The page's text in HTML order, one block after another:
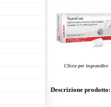
Clicca per ingrandire
Descrizione prodotto: